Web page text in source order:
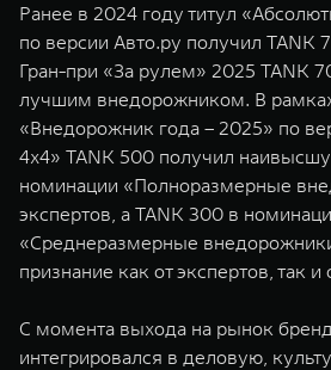
Ранее в 2024 году титул
по версии Авто.ру получил TANK
Гран-при «За рулем» 2025 TANK
лучшим внедорожником. В
«Внедорожник года – 2025» по
4x4» TANK 500 получил
номинации «Полноразмерные
экспертов, а TANK 300 в
«Среднеразмерные
признание как от экспертов, так
С момента выхода на рынок
интегрировался в деловую,